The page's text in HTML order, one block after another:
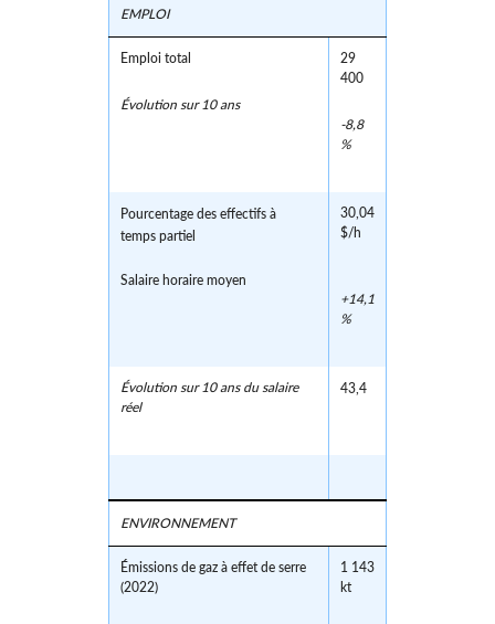
EMPLOI
Emploi total
Évolution sur 10 ans
29
400
-8,8
%
Pourcentage des effectifs à
temps partiel
Salaire horaire moyen
30,04
$/h
+14,1
%
Évolution sur 10 ans du salaire
réel
43,4
ENVIRONNEMENT
Émissions de gaz à effet de serre
(2022)
1 143
kt